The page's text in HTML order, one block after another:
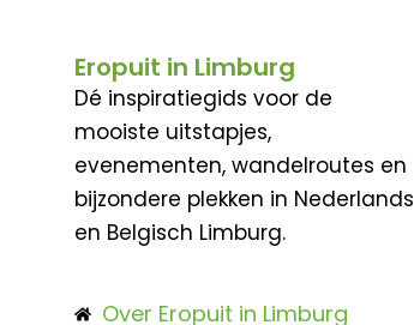
Eropuit in Limburg
Dé inspiratiegids voor de
mooiste uitstapjes,
evenementen, wandelroutes en
bijzondere plekken in Nederlands
en Belgisch Limburg.
Over Eropuit in Limburg